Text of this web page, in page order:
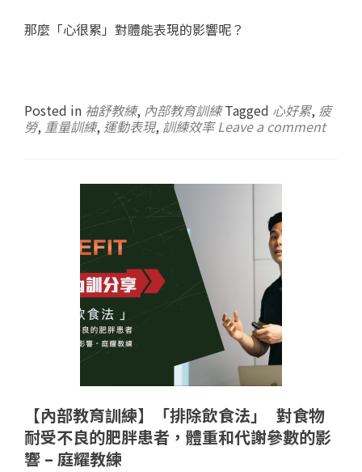
那麼「心很累」對體能表現的影響呢？
Posted in 袖舒教練, 內部教育訓練 Tagged 心好累, 疲
勞, 重量訓練, 運動表現, 訓練效率 Leave a comment
【內部教育訓練】「排除飲食法」 對食物
耐受不良的肥胖患者，體重和代謝參數的影
響 – 庭耀教練